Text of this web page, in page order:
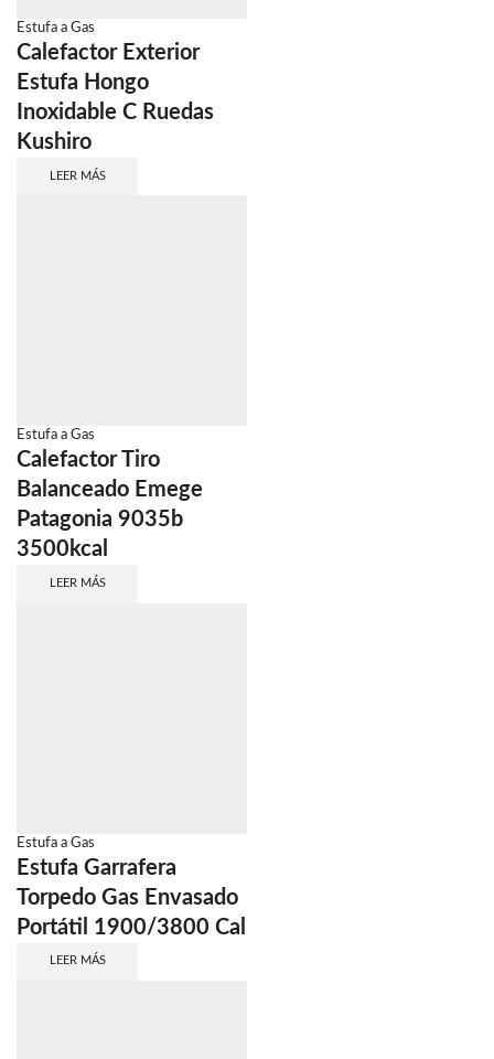
Estufa a Gas
Calefactor Exterior
Estufa Hongo
Inoxidable C Ruedas
Kushiro
LEER MÁS
Estufa a Gas
Calefactor Tiro
Balanceado Emege
Patagonia 9035b
3500kcal
LEER MÁS
Estufa a Gas
Estufa Garrafera
Torpedo Gas Envasado
Portátil 1900/3800 Cal
LEER MÁS